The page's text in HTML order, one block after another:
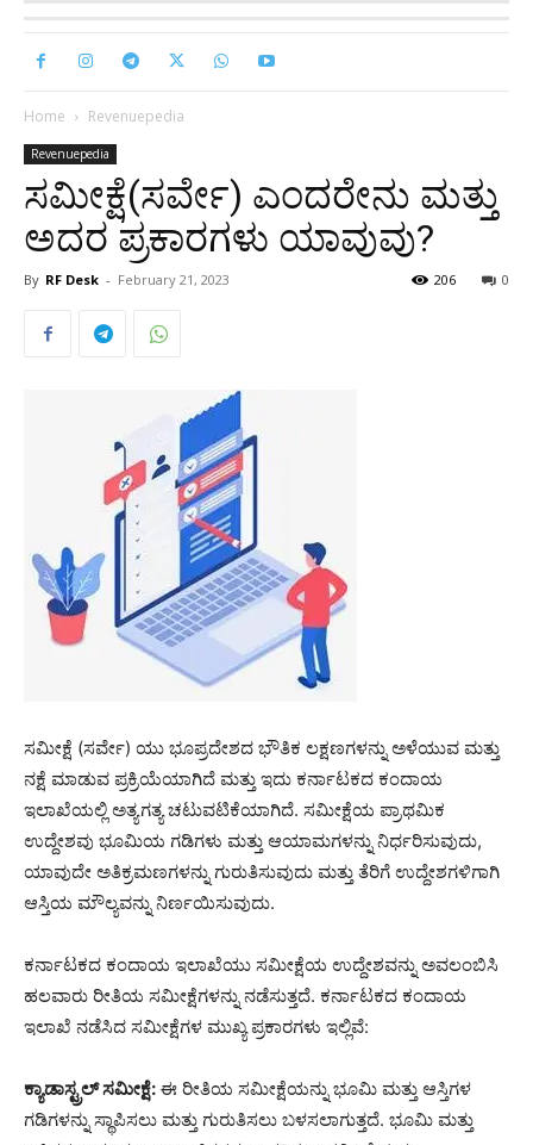
Home Revenuepedia
Revenuepedia
ಸಮೀಕ್ಷೆ(ಸರ್ವೇ) ಎಂದರೇನು ಮತ್ತು
ಅದರ ಪ್ರಕಾರಗಳು ಯಾವುವು?
By RF Desk - February 21, 2023 0
206
ಸಮೀಕ್ಷೆ (ಸರ್ವೇ) ಯು ಭೂಪ್ರದೇಶದ ಭೌತಿಕ ಲಕ್ಷಣಗಳನ್ನು ಅಳೆಯುವ ಮತ್ತು
ನಕ್ಷೆ ಮಾಡುವ ಪ್ರಕ್ರಿಯೆಯಾಗಿದೆ ಮತ್ತು ಇದು ಕರ್ನಾಟಕದ ಕಂದಾಯ
ಇಲಾಖೆಯಲ್ಲಿ ಅತ್ಯಗತ್ಯ ಚಟುವಟಿಕೆಯಾಗಿದೆ. ಸಮೀಕ್ಷೆಯ ಪ್ರಾಥಮಿಕ
ಉದ್ದೇಶವು ಭೂಮಿಯ ಗಡಿಗಳು ಮತ್ತು ಆಯಾಮಗಳನ್ನು ನಿರ್ಧರಿಸುವುದು,
ಯಾವುದೇ ಅತಿಕ್ರಮಣಗಳನ್ನು ಗುರುತಿಸುವುದು ಮತ್ತು ತೆರಿಗೆ ಉದ್ದೇಶಗಳಿಗಾಗಿ
ಆಸ್ತಿಯ ಮೌಲ್ಯವನ್ನು ನಿರ್ಣಯಿಸುವುದು.
ಕರ್ನಾಟಕದ ಕಂದಾಯ ಇಲಾಖೆಯು ಸಮೀಕ್ಷೆಯ ಉದ್ದೇಶವನ್ನು ಅವಲಂಬಿಸಿ
ಹಲವಾರು ರೀತಿಯ ಸಮೀಕ್ಷೆಗಳನ್ನು ನಡೆಸುತ್ತದೆ. ಕರ್ನಾಟಕದ ಕಂದಾಯ
ಇಲಾಖೆ ನಡೆಸಿದ ಸಮೀಕ್ಷೆಗಳ ಮುಖ್ಯ ಪ್ರಕಾರಗಳು ಇಲ್ಲಿವೆ:
ಕ್ಯಾಡಾಸ್ಟ್ರಲ್ ಸಮೀಕ್ಷೆ: ಈ ರೀತಿಯ ಸಮೀಕ್ಷೆಯನ್ನು ಭೂಮಿ ಮತ್ತು ಆಸ್ತಿಗಳ
ಗಡಿಗಳನ್ನು ಸ್ಥಾಪಿಸಲು ಮತ್ತು ಗುರುತಿಸಲು ಬಳಸಲಾಗುತ್ತದೆ. ಭೂಮಿ ಮತ್ತು